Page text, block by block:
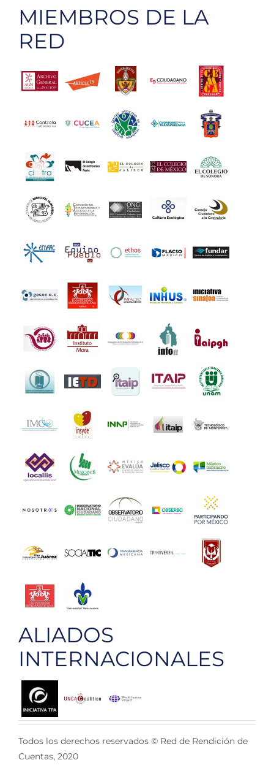
MIEMBROS DE LA
RED
ALIADOS
INTERNACIONALES
Todos los derechos reservados © Red de Rendición de
Cuentas, 2020